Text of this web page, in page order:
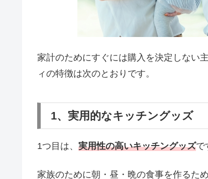
家計のためにすぐには購入を決定しない
ィの特徴は次のとおりです。
1、実用的なキッチングッズ
1つ目は、 実用性の高いキッチングッズで
家族のために朝・昼・晩の食事を作るた